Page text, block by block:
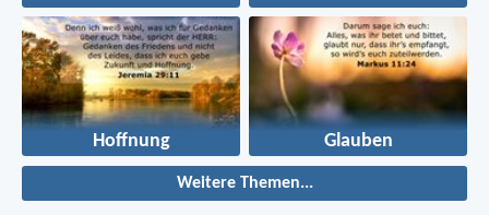
Hoffnung Glauben
Weitere Themen...